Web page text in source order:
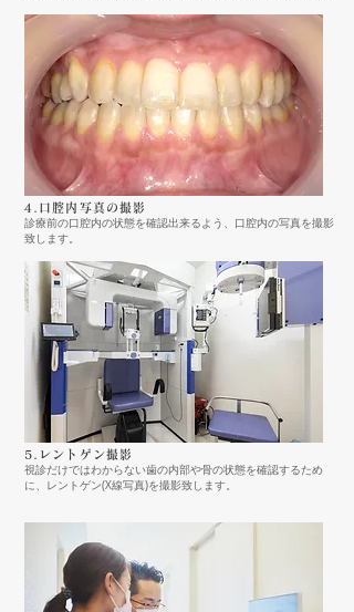
4.口腔内写真の撮影
診療前の口腔内の状態を確認出来るよう、口腔内の写真を撮影
致します。
5.レントゲン撮影
視診だけではわからない歯の内部や骨の状態を確認するため
に、レントゲン(X線写真)を撮影致します。